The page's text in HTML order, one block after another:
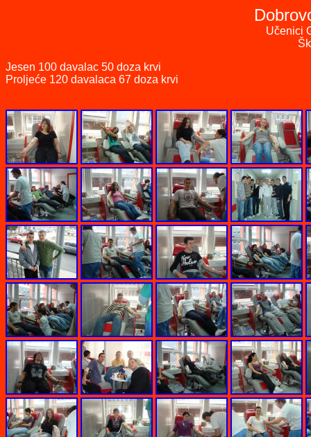
Učenici
Jesen 100 davalac 50 doza krvi
Proljeće 120 davalaca 67 doza krvi